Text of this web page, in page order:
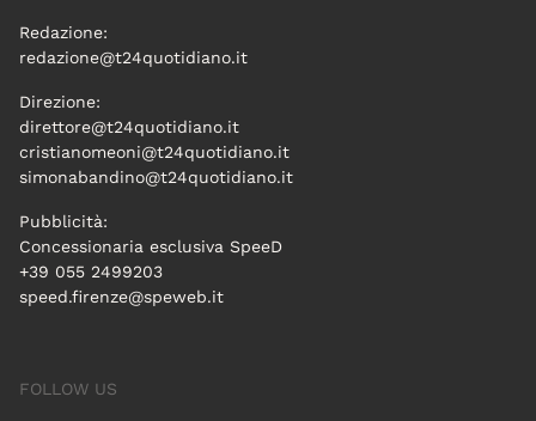
Redazione:
redazione@t24quotidiano.it
Direzione:
direttore@t24quotidiano.it
cristianomeoni@t24quotidiano.it
simonabandino@t24quotidiano.it
Pubblicità:
Concessionaria esclusiva SpeeD
+39 055 2499203
speed.firenze@speweb.it
FOLLOW US